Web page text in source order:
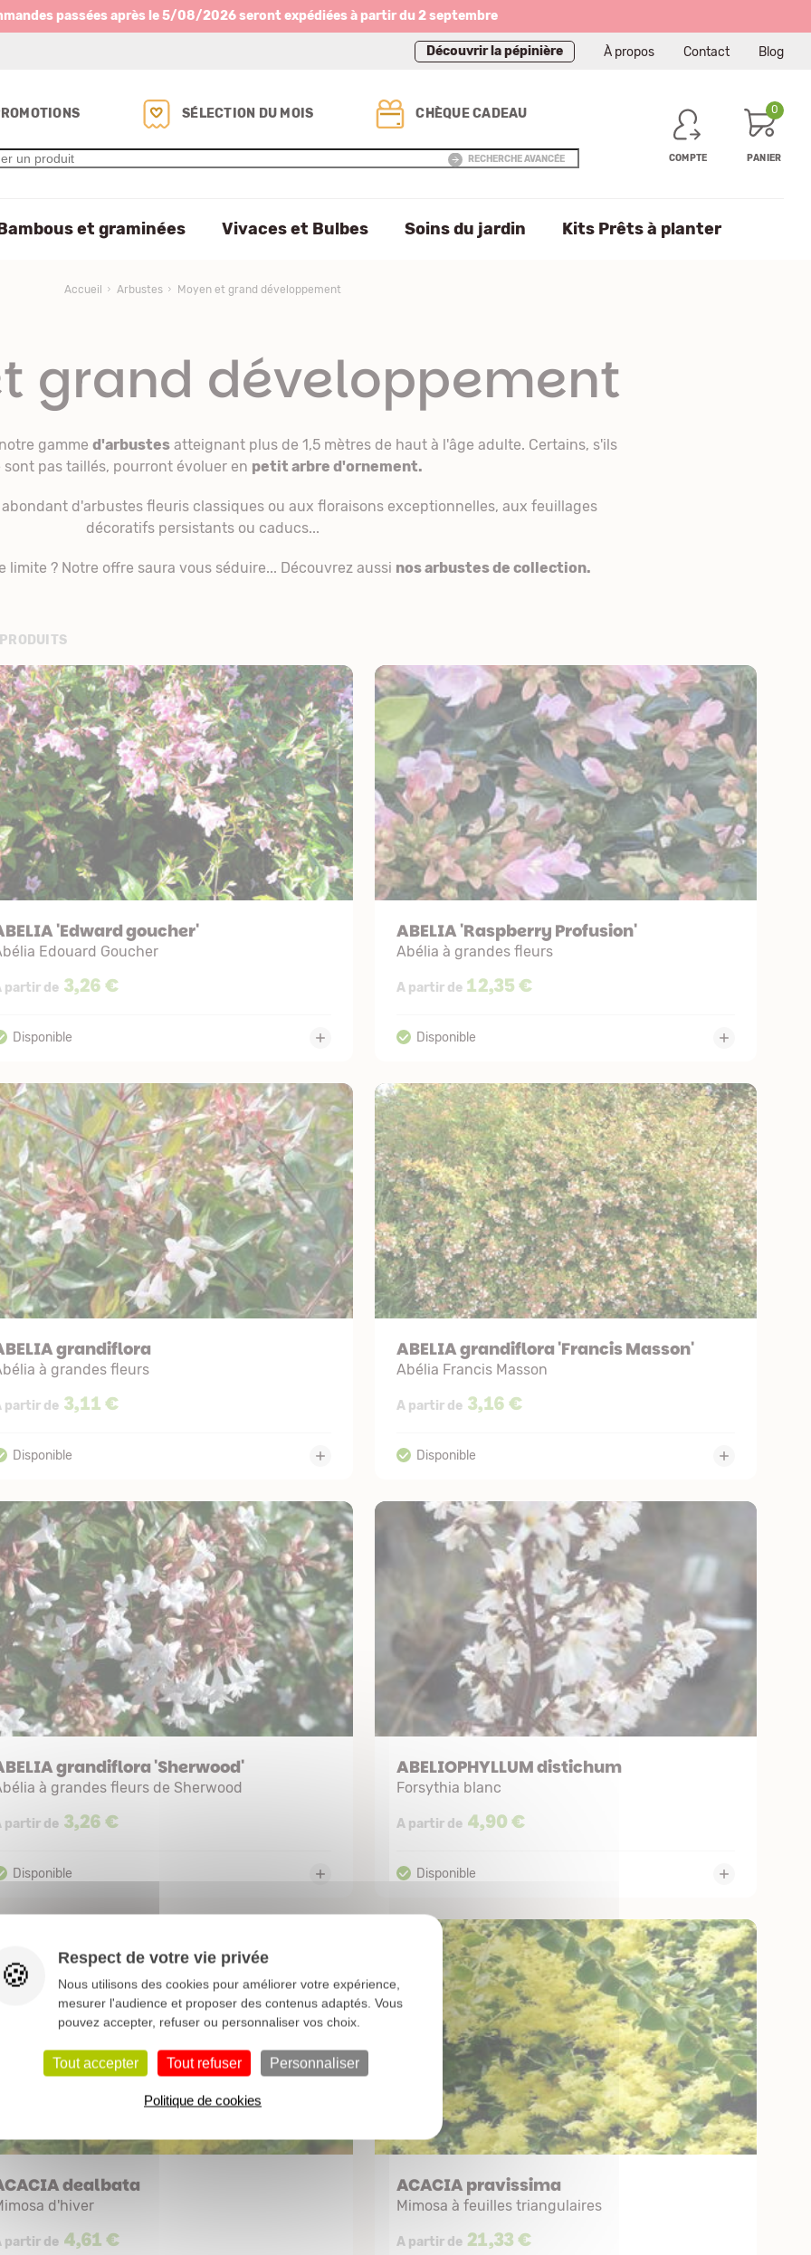
passées après le 5/08/2026 seront expédiées à partir du 2 septembre
Découvrir la pépinière À propos Contact Blog
SÉLECTION DU MOIS CHÈQUE CADEAU
RECHERCHE AVANCÉE COMPTE
0
PANIER
et graminées Vivaces et Bulbes Soins du jardin Kits Prêts à planter
Accueil Arbustes Moyen et grand développement
grand développement
gamme d'arbustesatteignant plus de 1,5 mètres de haut à l'âge adulte. Certains, s'ils
sont pas taillés, pourront évoluer en petit arbre d'ornement.
d'arbustes fleuris classiques ou aux floraisons exceptionnelles, aux feuillages
décoratifs persistants ou caducs...
limite ? Notre offre saura vous séduire... Découvrez aussi nos arbustes de collection.
'Edward goucher'
Edouard Goucher
partir de 3,26 €
ABELIA 'Raspberry Profusion'
Abélia à grandes fleurs
A partir de 12,35 €
grandiflora
à grandes fleurs
partir de 3,11 €
ABELIA grandiflora 'Francis Masson'
Abélia Francis Masson
A partir de 3,16 €
grandiflora 'Sherwood'
à grandes fleurs de Sherwood
partir de 3,26 €
ABELIOPHYLLUM distichum
Forsythia blanc
A partir de 4,90 €
dealbata
d'hiver
partir de 4,61 €
ACACIA pravissima
Mimosa à feuilles triangulaires
A partir de 21,33 €
Respect de votre vie privée
Nous utilisons des cookies pour améliorer votre expérience,
mesurer l'audience et proposer des contenus adaptés. Vous
pouvez accepter, refuser ou personnaliser vos choix.
Tout accepter Tout refuser Personnaliser
Politique de cookies